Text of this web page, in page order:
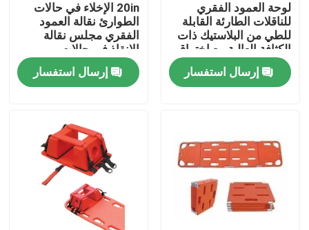
المنتجات
فيديوهات
لوحة العمود الفقري
للناقلات الطارئة القابلة
للطي من البلاستيك ذات
الكثافة العالية مع اختراق
الأشعة السينية والمقطع
المقطعيإرسال استفسار
20in الإخلاء في حالات
الطوارئ نقالة العمود
الفقري مجلس نقالة
الإنقاذ في حالات
الطوارئ الكبار
إرسال استفسار